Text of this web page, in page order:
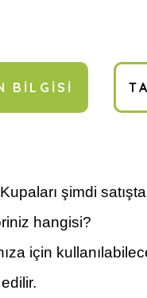
BILGISI
şimdi
hangisi?
için